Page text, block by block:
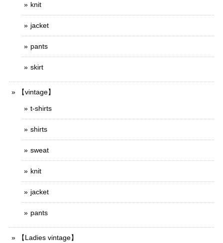
knit
jacket
pants
skirt
【vintage】
t-shirts
shirts
sweat
knit
jacket
pants
【Ladies vintage】